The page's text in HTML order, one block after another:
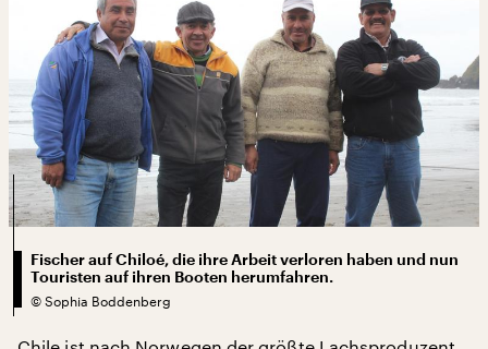
Fischer auf Chiloé, die ihre Arbeit verloren haben und nun
Touristen auf ihren Booten herumfahren.
© Sophia Boddenberg